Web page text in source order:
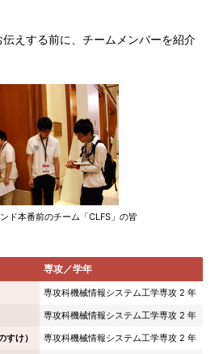
えする前に、チームメンバーを紹介
ド本番前のチーム「CLFS」の皆
専攻／学年
専攻科機械情報システム工学専攻 2 年
専攻科機械情報システム工学専攻 2 年
すけ）
専攻科機械情報システム工学専攻 2 年